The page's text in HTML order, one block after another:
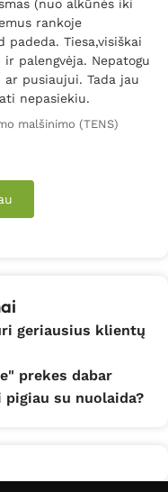
(nuo alkūnės iki
rankoje
Tiesa,visiškai
palengvėja. Nepatogu
pusiaujui. Tada jau
nepasiekiu.
malšinimo (TENS)
geriausius klientų
prekes dabar
su nuolaida?